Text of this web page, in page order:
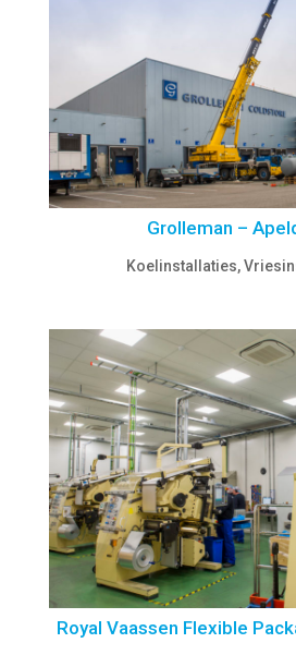
Grolleman –
Koelinstallaties,
Royal Vaassen Flexible